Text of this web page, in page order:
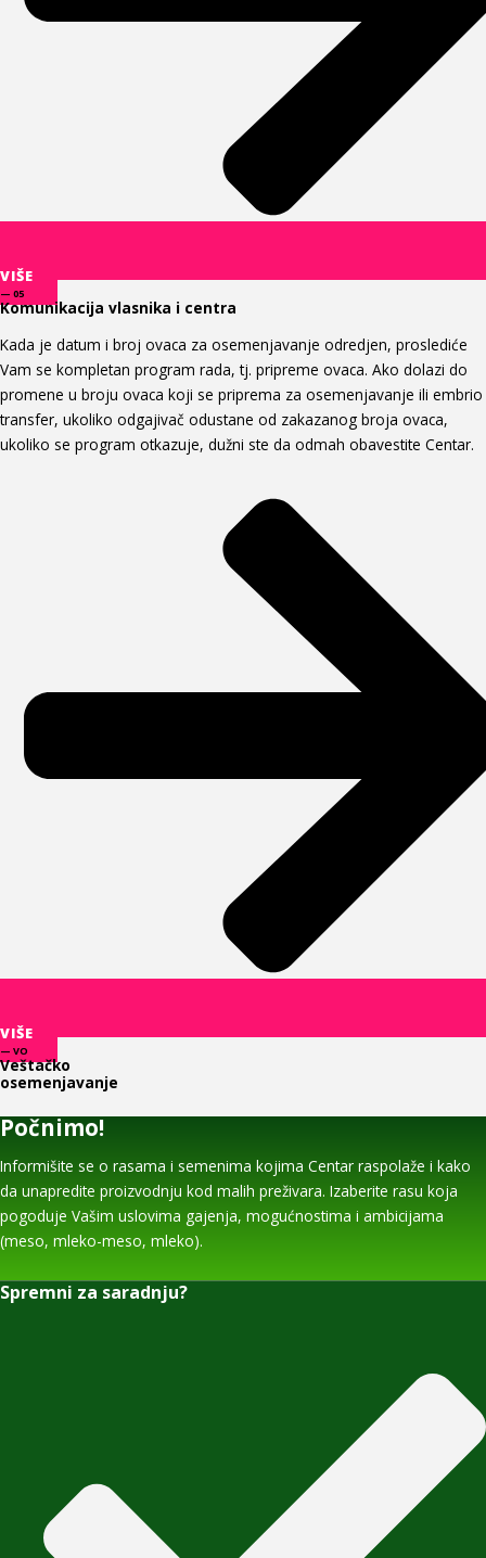
VIŠE
— 05
Komunikacija vlasnika i centra
Kada je datum i broj ovaca za osemenjavanje odredjen, proslediće
Vam se kompletan program rada, tj. pripreme ovaca. Ako dolazi do
promene u broju ovaca koji se priprema za osemenjavanje ili embrio
transfer, ukoliko odgajivač odustane od zakazanog broja ovaca,
ukoliko se program otkazuje, dužni ste da odmah obavestite Centar.
VIŠE
— VO
Veštačko
osemenjavanje
Počnimo!
Informišite se o rasama i semenima kojima Centar raspolaže i kako
da unapredite proizvodnju kod malih preživara. Izaberite rasu koja
pogoduje Vašim uslovima gajenja, mogućnostima i ambicijama
(meso, mleko-meso, mleko).
Spremni za saradnju?